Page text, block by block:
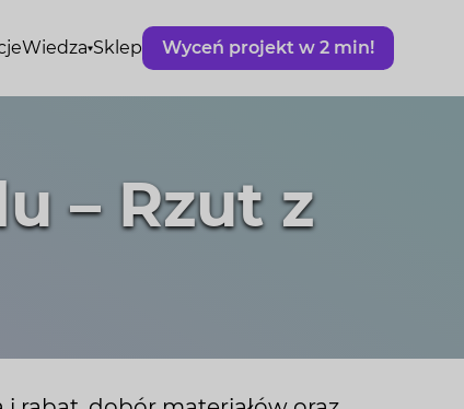
Wiedza Sklep Wyceń projekt w 2 min!
– Rzut z